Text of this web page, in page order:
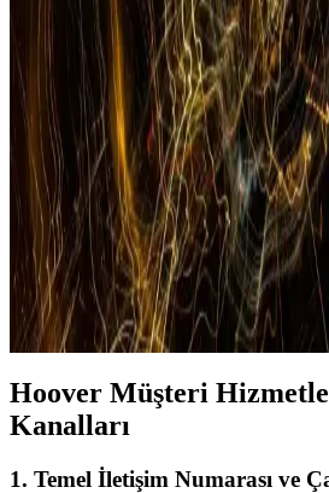
Samsung’un En Güncel Serisi
Yenilikleri Hakkında Detaylı
Samsung’un en yeni serisi ve teknolojik
kapsamlı bilgiler, güncel yazılım ve
entegrasyonu ve müşteri destek hizmetleri
Yapay Zeka Destekli Telefon
Yönlendirme Teknolojilerinin
Günümüzde yapay zeka destekli telefon
yönlendirme ve müşteri hizmetlerini
verimliliğini artırıyor, 24 saat erişim ve
Hoover Müşteri
Kanalları
1. Temel İletişim Numarası ve